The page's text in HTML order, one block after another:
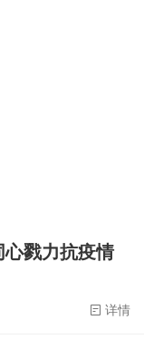
戮力抗疫情
详情